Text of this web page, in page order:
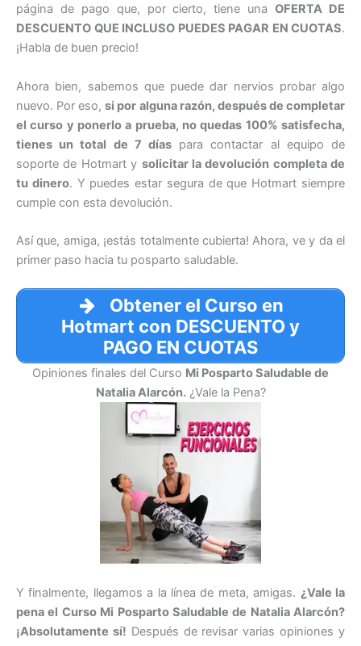
página de pago que, por cierto, tiene unaOFERTA DE
DESCUENTO QUE INCLUSO PUEDES PAGAR EN CUOTAS.
¡Habla de buen precio!
Ahora bien, sabemos que puede dar nervios probar algo
nuevo. Por eso,si por alguna razón, después de completar
el curso y ponerlo a prueba, no quedas 100% satisfecha,
tienes un total de 7 días para contactar al equipo de
soporte de Hotmart y solicitar la devolución completa de
tu dinero. Y puedes estar segura de que Hotmart siempre
cumple con esta devolución.
Así que, amiga, ¡estás totalmente cubierta! Ahora, ve y da el
primer paso hacia tu posparto saludable.
Obtener el Curso en
Hotmart con DESCUENTO y
PAGO EN CUOTAS
Opiniones finales del Curso Mi Posparto Saludable de
Natalia Alarcón.¿Vale la Pena?
Y finalmente, llegamos a la línea de meta, amigas. ¿Vale la
pena el Curso Mi Posparto Saludable de Natalia Alarcón?
¡Absolutamente sí! Después de revisar varias opiniones y